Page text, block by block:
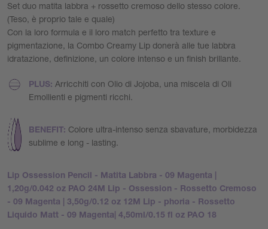
Set duo matita labbra + rossetto cremoso dello stesso colore.
(Teso, è proprio tale e quale)
Con la loro formula e il loro match perfetto tra texture e
pigmentazione, la Combo Creamy Lip donerà alle tue labbra
idratazione, definizione, un colore intenso e un finish brillante.
PLUS: Arricchiti con Olio di Jojoba, una miscela di Oli
Emollienti e pigmenti ricchi.
BENEFIT: Colore ultra-intenso senza sbavature, morbidezza
sublime e long - lasting.
Lip Ossession Pencil - Matita Labbra - 09 Magenta |
1,20g/0.042 oz PAO 24M Lip - Ossession - Rossetto Cremoso
- 09 Magenta | 3,50g/0.12 oz 12M Lip - phoria - Rossetto
Liquido Matt - 09 Magenta| 4,50ml/0.15 fl oz PAO 18